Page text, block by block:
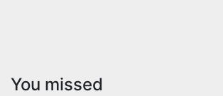
You missed